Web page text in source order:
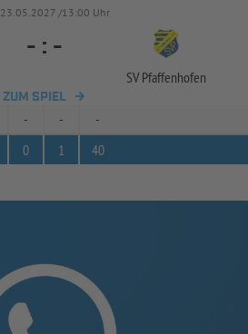
23.05.2027 /13:00 Uhr
- : -
SV Pfaffenhofen
ZUM SPIEL
- -
-
0 1 40